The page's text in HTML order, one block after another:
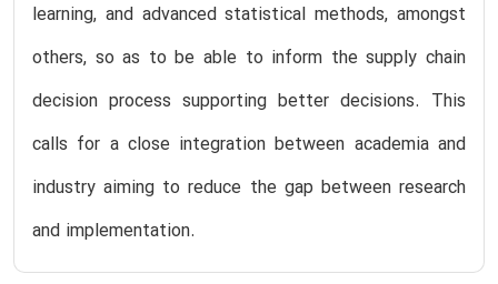
learning, and advanced statistical methods, amongst
others, so as to be able to inform the supply chain
decision process supporting better decisions. This
calls for a close integration between academia and
industry aiming to reduce the gap between research
and implementation.